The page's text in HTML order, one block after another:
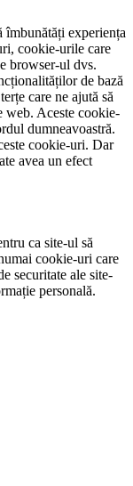
îmbunătăți experiența
cookie-urile care
browser-ul dvs.
de bază
care ne ajută să
web. Aceste cookie-
dumneavoastră.
cookie-uri. Dar
avea un efect
ca site-ul să
cookie-uri care
securitate ale site-
personală.